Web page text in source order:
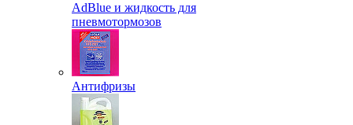
AdBlue и жидкость для
пневмотормозов
Антифризы